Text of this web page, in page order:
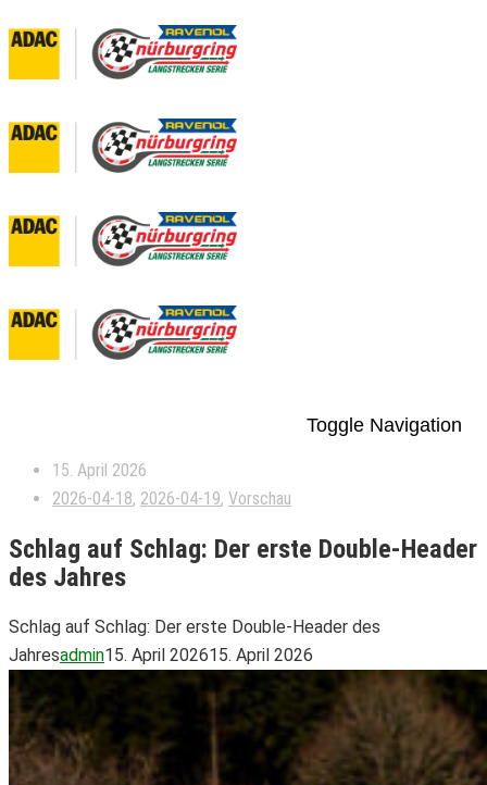
Toggle Navigation
15. April 2026
2026-04-18, 2026-04-19, Vorschau
Schlag auf Schlag: Der erste Double-Header
des Jahres
Schlag auf Schlag: Der erste Double-Header des
Jahresadmin15. April 202615. April 2026